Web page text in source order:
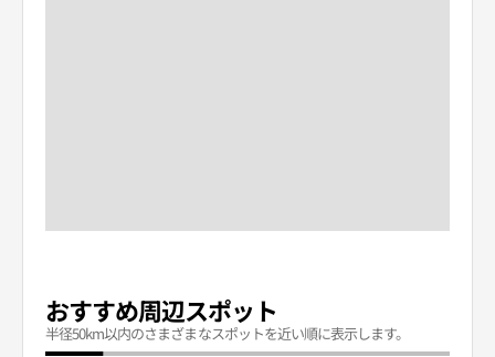
おすすめ周辺スポット
半径50km以内のさまざまなスポットを近い順に表示します。